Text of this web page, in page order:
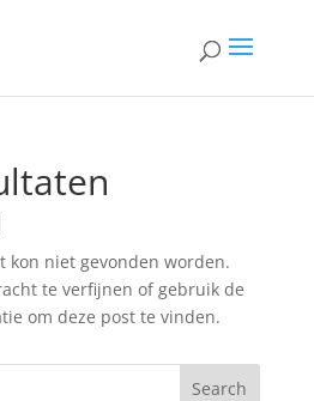
kon niet gevonden worden.
te verfijnen of gebruik de
om deze post te vinden.